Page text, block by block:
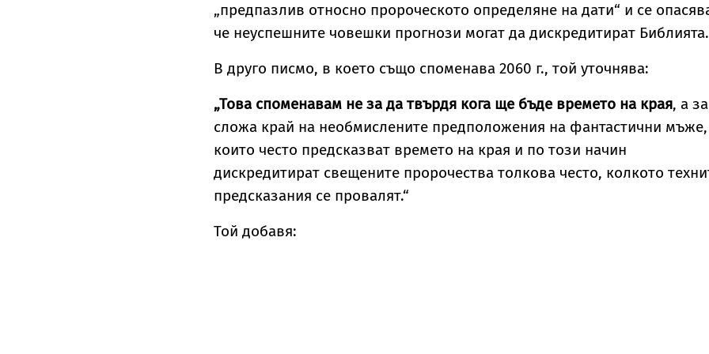
„предпазлив относно пророческото определяне на дати“ и се
че неуспешните човешки прогнози могат да дискредитират Библията.
В друго писмо, в което също споменава 2060 г., той уточнява:
„Това споменавам не за да твърдя кога ще бъде времето на края, а
сложа край на необмислените предположения на фантастични мъже,
които често предсказват времето на края и по този начин
дискредитират свещените пророчества толкова често, колкото
предсказания се провалят.“
Той добавя: